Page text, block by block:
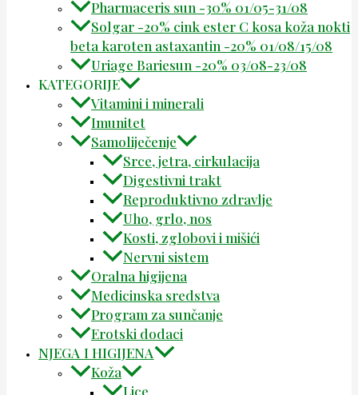
Pharmaceris sun -30% 01/05-31/08
Solgar -20% cink ester C kosa koža nokti
beta karoten astaxantin -20% 01/08/15/08
Uriage Bariesun -20% 03/08-23/08
KATEGORIJE
Vitamini i minerali
Imunitet
Samoliječenje
Srce, jetra, cirkulacija
Digestivni trakt
Reproduktivno zdravlje
Uho, grlo, nos
Kosti, zglobovi i mišići
Nervni sistem
Oralna higijena
Medicinska sredstva
Program za sunčanje
Erotski dodaci
NJEGA I HIGIJENA
Koža
Lice